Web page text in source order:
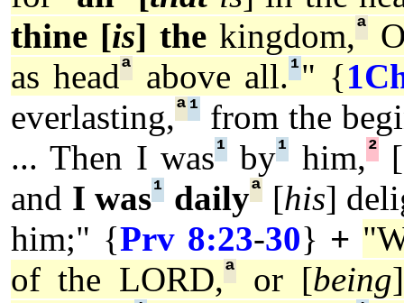
thine [is] the kingdom,ª
as headª above all.¹" {
everlasting,ª¹ from the
... Then I was¹ by¹ him,²[
and I was¹ dailyª[his]
him;" {Prv 8:23-30} +
of the LORD,ª or [being